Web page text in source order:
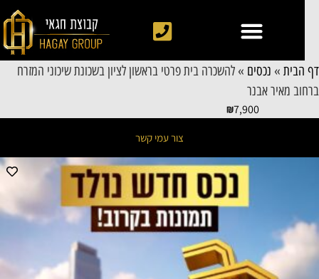
הבית»נכסים»להשכרה בית פרטי בראשון לציון בשכונת שיכוני המזרח
מאיר אבנר
7,900
צור עמי קשר